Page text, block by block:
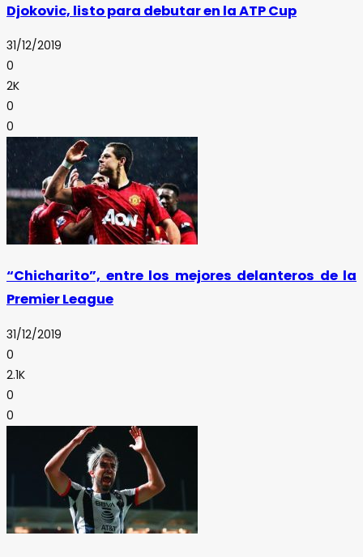
Djokovic, listo para debutar en la ATP Cup
31/12/2019
0
2K
0
0
“Chicharito”, entre los mejores delanteros de la
Premier League
31/12/2019
0
2.1K
0
0